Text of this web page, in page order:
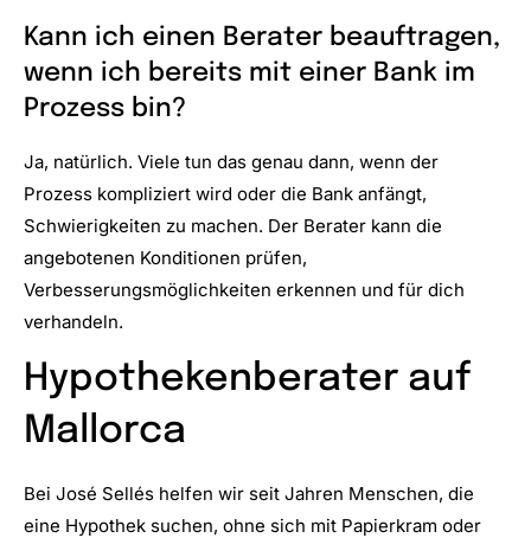
Kann ich einen Berater beauftragen,
wenn ich bereits mit einer Bank im
Prozess bin?
Ja, natürlich. Viele tun das genau dann, wenn der
Prozess kompliziert wird oder die Bank anfängt,
Schwierigkeiten zu machen. Der Berater kann die
angebotenen Konditionen prüfen,
Verbesserungsmöglichkeiten erkennen und für dich
verhandeln.
Hypothekenberater auf
Mallorca
Bei José Sellés helfen wir seit Jahren Menschen, die
eine Hypothek suchen, ohne sich mit Papierkram oder